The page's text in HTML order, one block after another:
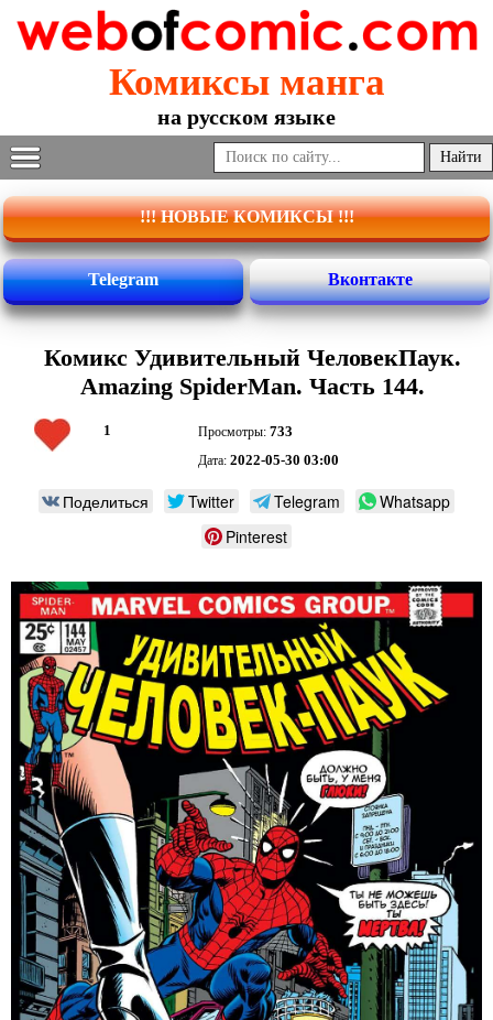
Комиксы манга
на русском языке
!!! НОВЫЕ КОМИКСЫ !!!
Telegram Вконтакте
Комикс Удивительный ЧеловекПаук.
Amazing SpiderMan. Часть 144.
1 Просмотры: 733
Дата: 2022-05-30 03:00
Поделиться Twitter Telegram
Whatsapp
Pinterest